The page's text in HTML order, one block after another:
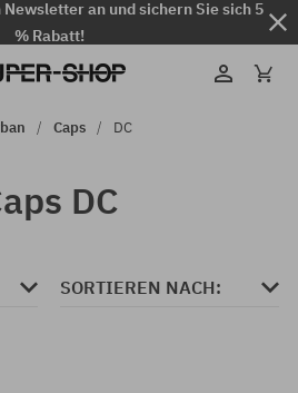
an und sichern Sie sich 5
% Rabatt!
Caps DC
DC
SORTIEREN NACH: